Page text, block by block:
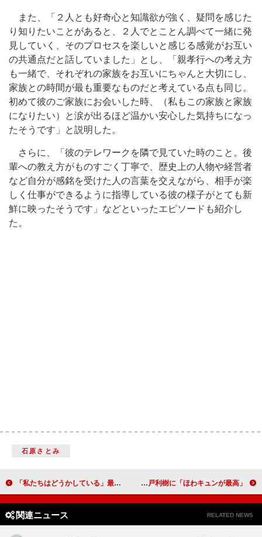
また、「２人とも好奇心と知識欲が強く、疑問を感じた
り知りたいことがあると、２人でとことん調べて一緒に発
見していく、そのプロセスを楽しいと感じる感覚がお互い
の共通点だと話していました」とし、「親孝行への考え方
も一緒で、それぞれの家族をお互いにちゃんと大切にし、
家族との時間が最も重要なものだと考えている点も同じ。
初めて彼のご家族にお会いした時、（私もこの家族と家族
になりたい）と涙が出るほど温かい安心した気持ちになっ
たそうです」と説明した。
さらに、「彼のテレワークを隣で見ていた時のこと。後
輩への教え方がものすごく丁寧で、歴史上の人物や経営者
など自分が感銘を受けた人の言葉を交えながら、相手が楽
しく仕事ができるように指導している彼の様子がとても新
鮮に映ったそうです」などといったエピソードも紹介し
た。
石原さとみ
「私たちはどうかしている」最終回、ついに真犯人が判明 観月ありさの熱演に「すごかった」と大反響 国家公務員とニートの結婚を描く「マリーミ―！」 久間田琳加＆瀬戸利樹に「ほわキュンが最高」
関連ニュース RELATED NEWS